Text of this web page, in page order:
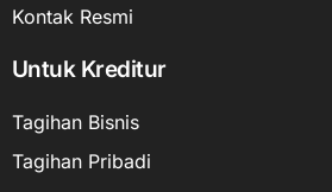
Kontak Resmi
Untuk Kreditur
Tagihan Bisnis
Tagihan Pribadi